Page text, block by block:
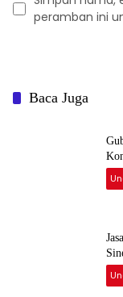
peramban ini
Baca Juga